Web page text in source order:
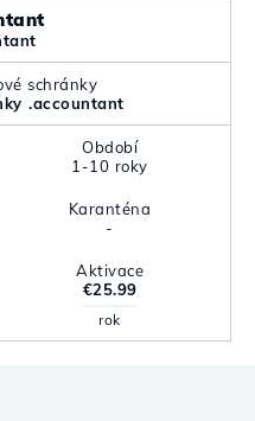
schránky
.accountant
Období
1-10 roky
Karanténa
-
Aktivace
€25.99
rok